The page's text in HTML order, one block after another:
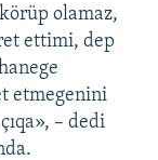
olamaz,
ettimi, dep
etmegenini
– dedi